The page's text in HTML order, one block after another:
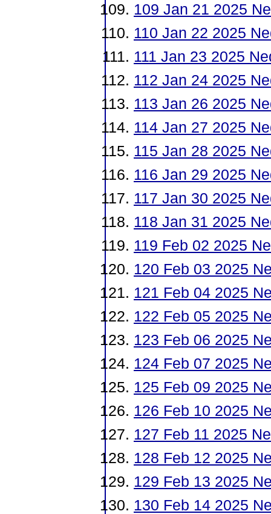
109 Jan 21 2025
110 Jan 22 2025
111 Jan 23 2025
112 Jan 24 2025
113 Jan 26 2025
114 Jan 27 2025
115 Jan 28 2025
116 Jan 29 2025
117 Jan 30 2025
118 Jan 31 2025
119 Feb 02 2025
120 Feb 03 2025
121 Feb 04 2025
122 Feb 05 2025
123 Feb 06 2025
124 Feb 07 2025
125 Feb 09 2025
126 Feb 10 2025
127 Feb 11 2025
128 Feb 12 2025
129 Feb 13 2025
130 Feb 14 2025